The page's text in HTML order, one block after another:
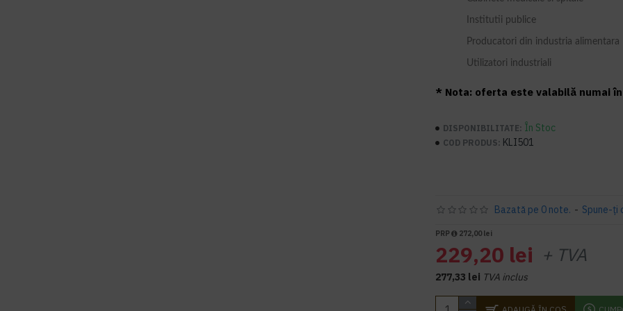
Institutii publice
Producatori din industria alimentara
Utilizatori industriali
* Nota: oferta este valabilă numai
DISPONIBILITATE: În Stoc
COD PRODUS: KLI501
Bazată pe 0 note. - Spune-ţi
PRP 272,00 lei
229,20 lei + TVA
277,33 lei TVA inclus
ADAUGĂ ÎN COŞ